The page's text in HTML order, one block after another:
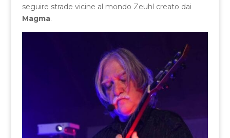
seguire strade vicine al mondo Zeuhl creato dai
Magma.